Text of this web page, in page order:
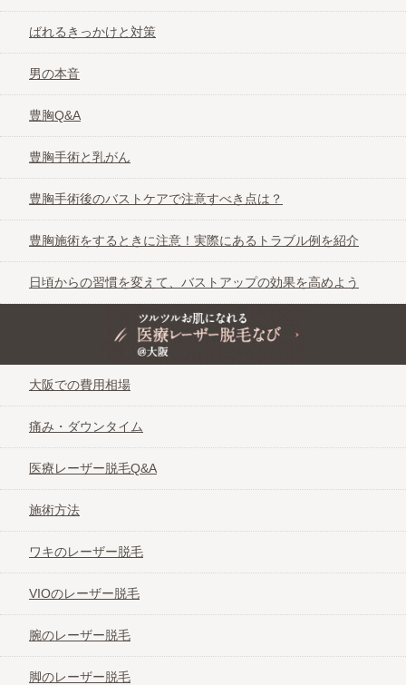
ばれるきっかけと対策
男の本音
豊胸Q&A
豊胸手術と乳がん
豊胸手術後のバストケアで注意すべき点は？
豊胸施術をするときに注意！実際にあるトラブル例を紹介
日頃からの習慣を変えて、バストアップの効果を高めよう
ツルツルお肌になれる医療レーザー脱毛なび＠大阪
大阪での費用相場
痛み・ダウンタイム
医療レーザー脱毛Q&A
施術方法
ワキのレーザー脱毛
VIOのレーザー脱毛
腕のレーザー脱毛
脚のレーザー脱毛